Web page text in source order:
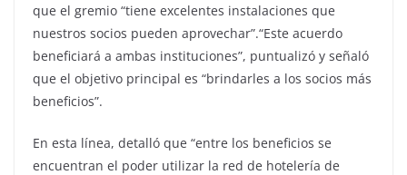
que el gremio “tiene excelentes instalaciones que
nuestros socios pueden aprovechar”.“Este acuerdo
beneficiará a ambas instituciones”, puntualizó y señaló
que el objetivo principal es “brindarles a los socios más
beneficios”.
En esta línea, detalló que “entre los beneficios se
encuentran el poder utilizar la red de hotelería de